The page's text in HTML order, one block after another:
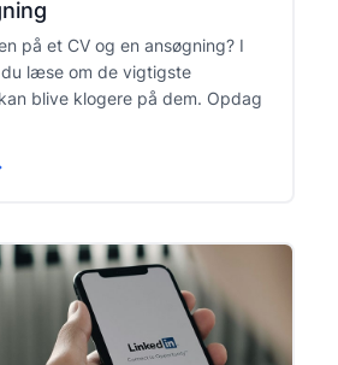
på et CV og en ansøgning? I
læse om de vigtigste
blive klogere på dem. Opdag